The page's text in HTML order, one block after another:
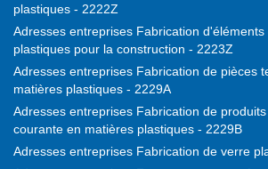
plastiques - 2222Z
Adresses entreprises Fabrication
plastiques pour la construction - 2223Z
Adresses entreprises Fabrication de pièces
matières plastiques - 2229A
Adresses entreprises Fabrication de
courante en matières plastiques - 2229B
Adresses entreprises Fabrication de verre